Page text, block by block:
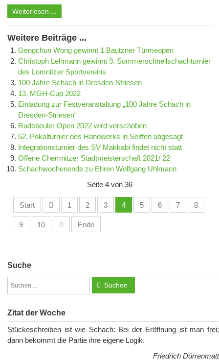
Weiterlesen ...
Weitere Beiträge ...
Gengchun Wong gewinnt 1.Bautzner Türmeopen
Christoph Lehmann gewinnt 9. Sommerschnellschachturnier
des Lomnitzer Sportvereins
100 Jahre Schach in Dresden-Striesen
13. MGH-Cup 2022
Einladung zur Festveranstaltung „100 Jahre Schach in
Dresden-Striesen“
Radebeuler Open 2022 wird verschoben
52. Pokalturnier des Handwerks in Seiffen abgesagt
Integrationsturnier des SV Makkabi findet nicht statt
Offene Chemnitzer Stadtmeisterschaft 2021/ 22
Schachwochenende zu Ehren Wolfgang Uhlmann
Seite 4 von 36
Start 1 2 3 4 5 6 7 8
9 10 Ende
Suche
Suchen
Zitat der Woche
Stückeschreiben ist wie Schach: Bei der Eröffnung ist man frei;
dann bekommt die Partie ihre eigene Logik.
Friedrich Dürrenmatt